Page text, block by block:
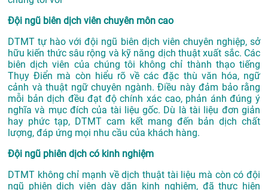
Đội ngũ biên dịch viên chuyên môn cao
DTMT tự hào với đội ngũ biên dịch viên chuyên nghiệp, sở
hữu kiến thức sâu rộng và kỹ năng dịch thuật xuất sắc. Các
biên dịch viên của chúng tôi không chỉ thành thạo tiếng
Thụy Điển mà còn hiểu rõ về các đặc thù văn hóa, ngữ
cảnh và thuật ngữ chuyên ngành. Điều này đảm bảo rằng
mỗi bản dịch đều đạt độ chính xác cao, phản ánh đúng ý
nghĩa và mục đích của tài liệu gốc. Dù là tài liệu đơn giản
hay phức tạp, DTMT cam kết mang đến bản dịch chất
lượng, đáp ứng mọi nhu cầu của khách hàng.
Đội ngũ phiên dịch có kinh nghiệm
DTMT không chỉ mạnh về dịch thuật tài liệu mà còn có đội
ngũ phiên dịch viên dày dặn kinh nghiệm, đã thực hiện